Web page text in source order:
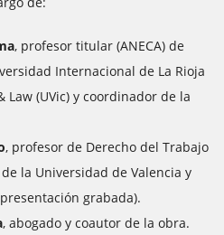
, profesor titular (ANECA) de
Internacional de La Rioja
Law (UVic) y coordinador de la
, profesor de Derecho del Trabajo
la Universidad de Valencia y
grabada).
, abogado y coautor de la obra.